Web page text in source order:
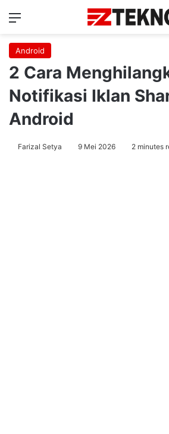
Menu
Android
2 Cara
Notifikasi Iklan
Android
Farizal Setya 9 Mei 2026 2 minutes